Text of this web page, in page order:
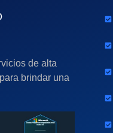
de alta
brindar una